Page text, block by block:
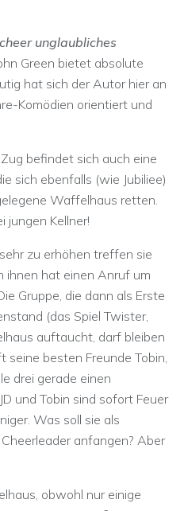
unglaubliches
Green bietet absolute
hat sich der Autor hier an
Komödien orientiert und
befindet sich auch eine
sich ebenfalls (wie Jubiliee)
Waffelhaus retten.
jungen Kellner!
zu erhöhen treffen sie
ihnen hat einen Anruf um
Gruppe, die dann als Erste
(das Spiel Twister,
auftaucht, darf bleiben
seine besten Freunde Tobin,
drei gerade einen
und Tobin sind sofort Feuer
Was soll sie als
anfangen? Aber
obwohl nur einige